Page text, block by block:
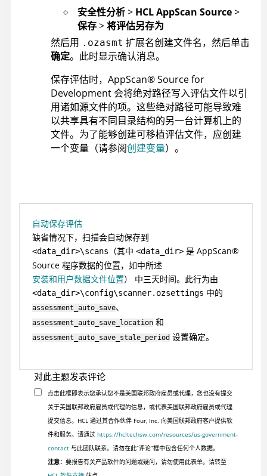
安全性分析> HCL AppScan Source>
保存>将评估另存为
然后用 .ozasmt 扩展名创建文件名，然后单击
确定。此时显示确认消息。
保存评估时， AppScan®Source for
Development 会将绝对路径写入评估文件以引
用诸如源文件的项。这些绝对路径可能导致难
以共享具有不同目录结构的另一台计算机上的
文件。为了能够创建可移植评估文件，应创建
一个变量（请参阅创建变量）。
自动保存评估
缺省情况下，扫描会自动保存到
<data_dir>\scans （其中 <data_dir> 是 AppScan®
Source 程序数据的位置，如中所述
安装和用户数据文件位置） 中三天时间。此行为由
<data_dir>\config\scanner.ozsettings 中的
assessment_auto_save、
assessment_auto_save_location 和
assessment_auto_save_stale_period 设置确定。
对此主题发表评论
点击此框即表示您承认您不是美国联邦政府雇员或代理，您也没有提交
关于美国联邦政府雇员或代理的信息，或代表美国联邦政府雇员或代理
提交信息。HCL 通过其合作伙伴 Four, Inc. 向美国联邦政府客户提供软
件和服务。请通过 https://hcltechsw.com/resources/us-government-
contact与此团队联系。请勿在此“评论”框中包含任何个人数据。
注意： 要报告有关产品软件的问题或疑问，请勿使用此表单。请转至